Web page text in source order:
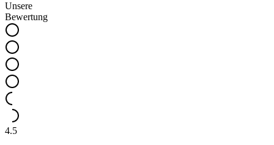
Unsere
Bewertung
4.5